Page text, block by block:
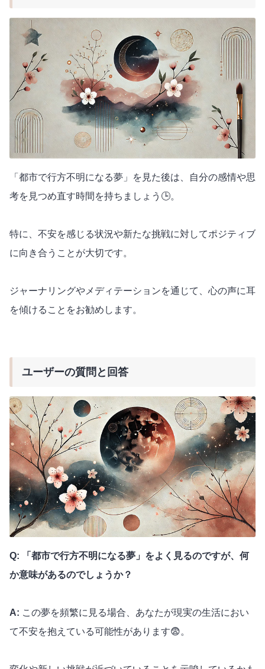
「都市で行方不明になる夢」を見た後は、自分の感情や思
考を見つめ直す時間を持ちましょう🕒。
特に、不安を感じる状況や新たな挑戦に対してポジティブ
に向き合うことが大切です。
ジャーナリングやメディテーションを通じて、心の声に耳
を傾けることをお勧めします。
ユーザーの質問と回答
Q: 「都市で行方不明になる夢」をよく見るのですが、何
か意味があるのでしょうか？
A: この夢を頻繁に見る場合、あなたが現実の生活におい
て不安を抱えている可能性があります😨。